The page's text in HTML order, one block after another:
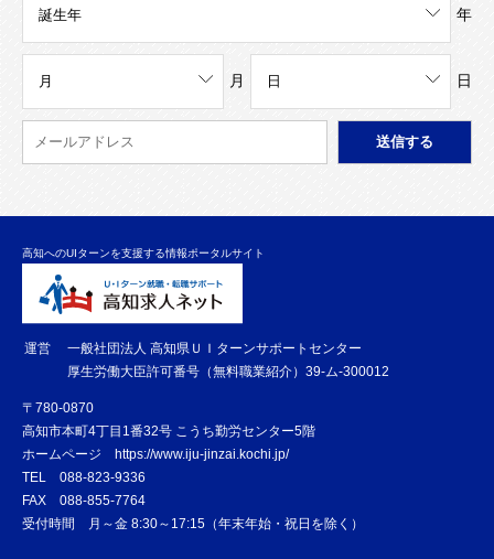
年
月 日
高知へのUIターンを支援する情報ポータルサイト
運営
一般社団法人 高知県ＵＩターンサポートセンター
厚生労働大臣許可番号（無料職業紹介）39-ム-300012
〒780-0870
高知市本町4丁目1番32号 こうち勤労センター5階
ホームページ https://www.iju-jinzai.kochi.jp/
TEL 088-823-9336
FAX 088-855-7764
受付時間 月～金 8:30～17:15（年末年始・祝日を除く）